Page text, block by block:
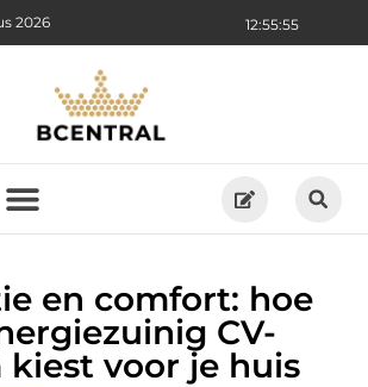
12:55:57
2026
en comfort: hoe
CV-
kiest voor je huis